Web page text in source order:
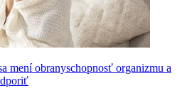
mení obranyschopnosť organizmu a